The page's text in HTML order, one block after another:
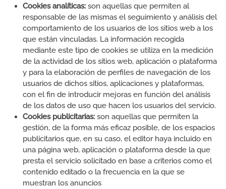
Cookies analíticas: son aquellas que permiten al
responsable de las mismas el seguimiento y análisis del
comportamiento de los usuarios de los sitios web a los
que están vinculadas. La información recogida
mediante este tipo de cookies se utiliza en la medición
de la actividad de los sitios web, aplicación o plataforma
y para la elaboración de perfiles de navegación de los
usuarios de dichos sitios, aplicaciones y plataformas,
con el fin de introducir mejoras en función del análisis
de los datos de uso que hacen los usuarios del servicio.
Cookies publicitarias: son aquellas que permiten la
gestión, de la forma más eficaz posible, de los espacios
publicitarios que, en su caso, el editor haya incluido en
una página web, aplicación o plataforma desde la que
presta el servicio solicitado en base a criterios como el
contenido editado o la frecuencia en la que se
muestran los anuncios